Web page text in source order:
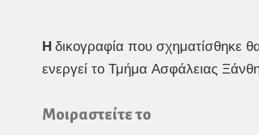
Ηδικογραφία που σχηματίσθηκε
ενεργεί το Τμήμα Ασφάλειας
Μοιραστείτε το